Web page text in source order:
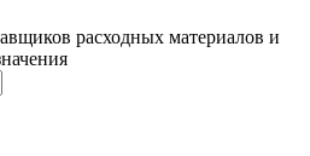
расходных материалов и